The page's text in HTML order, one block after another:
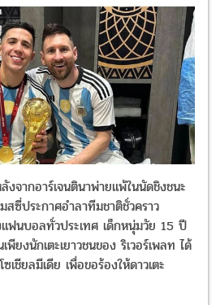
จากอาร์เจนตินาพ่ายแพ้ในนัดชิงชนะ
สซี่ประกาศอำลาทีมชาติชั่วคราว
ฟนบอลทั่วประเทศ เด็กหนุ่มวัย 15 ปี
ยงนักเตะเยาวชนของ ริเวอร์เพลท ได้
เชียลมีเดีย เพื่อขอร้องให้ดาวเตะ